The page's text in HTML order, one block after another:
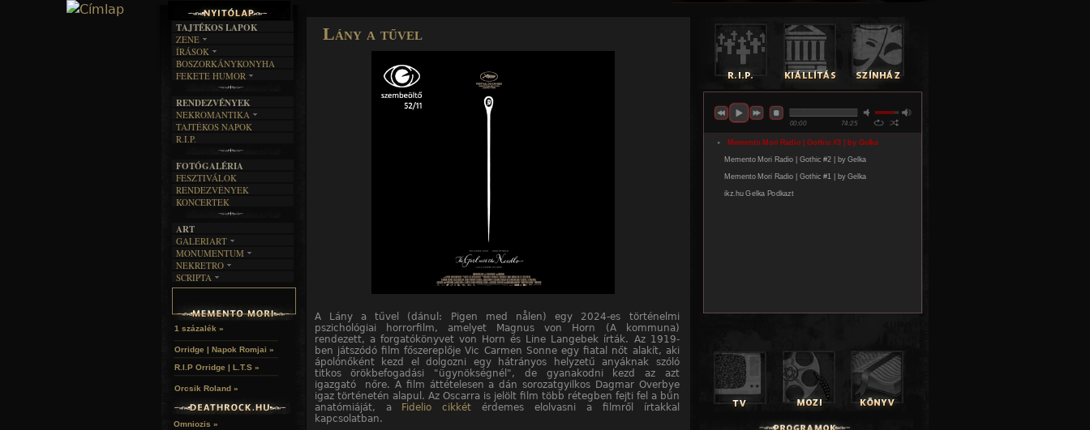
Lány a tűvel
A Lány a tűvel (dánul: Pigen med nålen) egy 2024-es történelmi
pszichológiai horrorfilm, amelyet Magnus von Horn (A kommuna)
rendezett, a forgatókönyvet von Horn és Line Langebek írták. Az 1919-
ben játszódó film főszereplője Vic Carmen Sonne egy fiatal nőt alakít, aki
ápolónőként kezd el dolgozni egy hátrányos helyzetű anyáknak szóló
titkos örökbefogadási "ügynökségnél", de gyanakodni kezd az azt
igazgató nőre. A film áttételesen a dán sorozatgyilkos Dagmar Overbye
igaz történetén alapul. Az Oscarra is jelölt film több rétegben fejti fel a bűn
anatómiáját, a
Fidelio cikkét érdemes elolvasni a filmről írtakkal
kapcsolatban.
TAJTÉKOS LAPOK
ZENE
EGYÜTTESEK
INTERJÚK
FORDÍTÁSOK
DALSZÖVEGEK
ÍRÁSOK
IRODALOM
FILM
MŰVÉSZET
ÍRÁSTÖRTÉNET
BOSZORKÁNYKONYHA
FEKETE HUMOR
SZÖVEGES
RENDEZVÉNYEK
NEKROMANTIKA
AKTUÁLIS
A MÚLT
TAJTÉKOS NAPOK
R.I.P.
FOTÓGALÉRIA
FESZTIVÁLOK
RENDEZVÉNYEK
KONCERTEK
ART
GALERIART
ARTGALERI
KÉPREGÉNYEK
LAKÁSKULTS
MONUMENTUM
TEMETŐK
TEMPLOMOK
HELYEK
NEKRETRO
SZUBKULT
RELIKVIÁK
SCRIPTA
NOVELLÁK
HALÁLTÁNC
1 százalék »
Orridge | Napok Romjai »
R.I.P Orridge | L.T.S »
Orcsik Roland »
Omniozis »